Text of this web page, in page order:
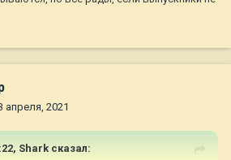
апреля, 2021
Shark сказал: